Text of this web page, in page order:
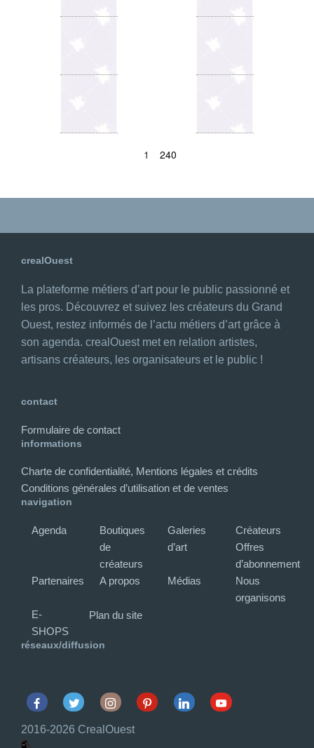
1 240
crealOuest
La plateforme métiers d’art pour le public passionné et
les pros. Découvrez et suivez les créateurs du Grand
Ouest, restez informés de l’actu métiers d’art grâce à
son agenda. crealOuest met en relation artistes,
artisans créateurs, les organisateurs et le public !
contact
Formulaire de contact
informations
Charte de confidentialité, Mentions légales et crédits
Conditions générales d’utilisation et de ventes
navigation
Agenda
Boutiques
de
créateurs
Galeries
d’art
Créateurs
Offres
d’abonnement
Partenaires
A propos Médias
Nous
organisons
E-
SHOPS
Plan du site
réseaux/diffusion
FacebookTwitter InstagramPinterest
2016-2026 CrealOuest